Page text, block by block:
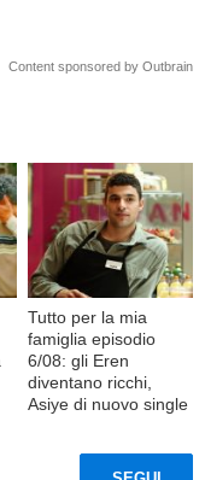
Content sponsored by Outbrain
Tutto per la mia
famiglia episodio
6/08: gli Eren
diventano ricchi,
Asiye di nuovo single